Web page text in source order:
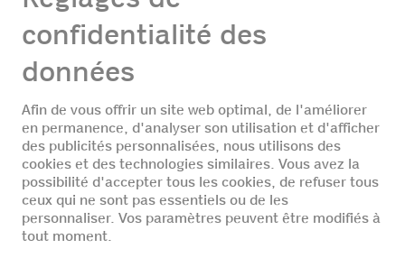
16. Les données personnelles seront traitées
conformément à la déclaration de protection
06.05.2026.